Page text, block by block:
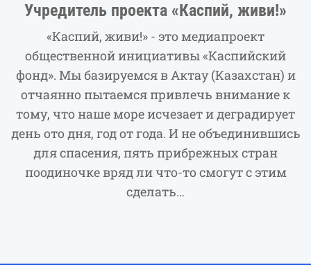
Учредитель проекта «Каспий, живи!»
«Каспий, живи!» - это медиапроект
общественной инициативы «Каспийский
фонд». Мы базируемся в Актау (Казахстан) и
отчаянно пытаемся привлечь внимание к
тому, что наше море исчезает и деградирует
день ото дня, год от года. И не объединившись
для спасения, пять прибрежных стран
поодиночке вряд ли что-то смогут с этим
сделать…